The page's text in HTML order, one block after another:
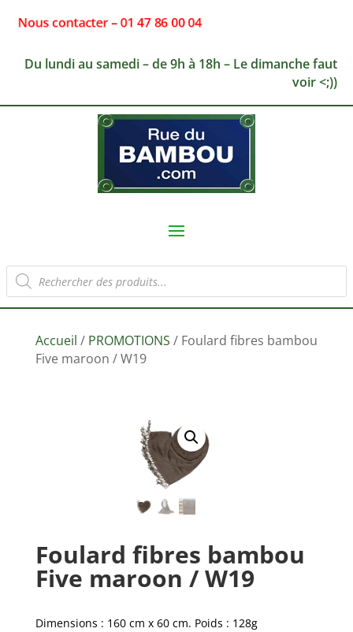
Nous contacter – 01 47 86 00 04
Du lundi au samedi – de 9h à 18h – Le dimanche faut
voir <;))
Recherche
de
produits
Accueil / PROMOTIONS / Foulard fibres bambou
Five maroon / W19
Foulard fibres bambou
Five maroon / W19
Dimensions : 160 cm x 60 cm. Poids : 128g